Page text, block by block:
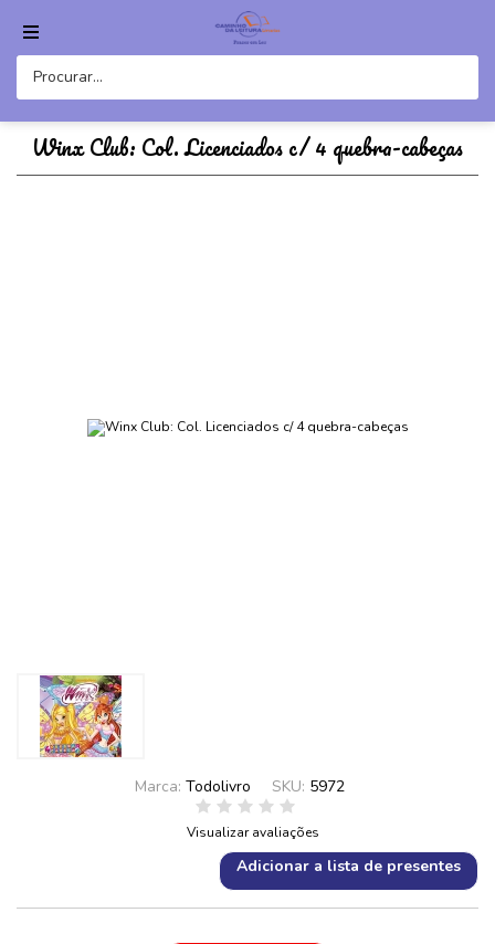
Winx Club: Col. Licenciados c/ 4 quebra-cabeças
Marca: Todolivro SKU: 5972
Visualizar avaliações
Adicionar a lista de presentes